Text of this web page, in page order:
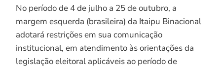
No período de 4 de julho a 25 de outubro, a
margem esquerda (brasileira) da Itaipu Binacional
adotará restrições em sua comunicação
institucional, em atendimento às orientações da
legislação eleitoral aplicáveis ao período de